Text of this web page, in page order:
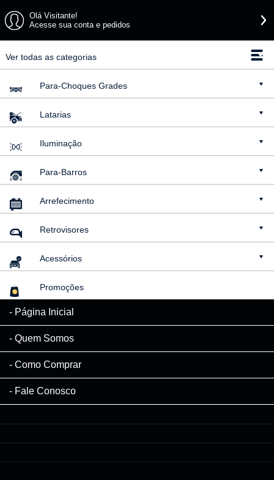
Olá Visitante!
Acesse sua conta e pedidos
Ver todas as categorias
Para-Choques Grades
Latarias
Iluminação
Para-Barros
Arrefecimento
Retrovisores
Acessórios
Promoções
Página Inicial
Quem Somos
Como Comprar
Fale Conosco